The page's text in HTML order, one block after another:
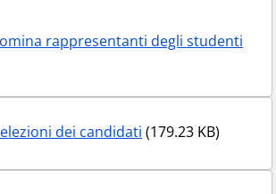
rappresentanti degli studenti
dei candidati (179.23 KB)